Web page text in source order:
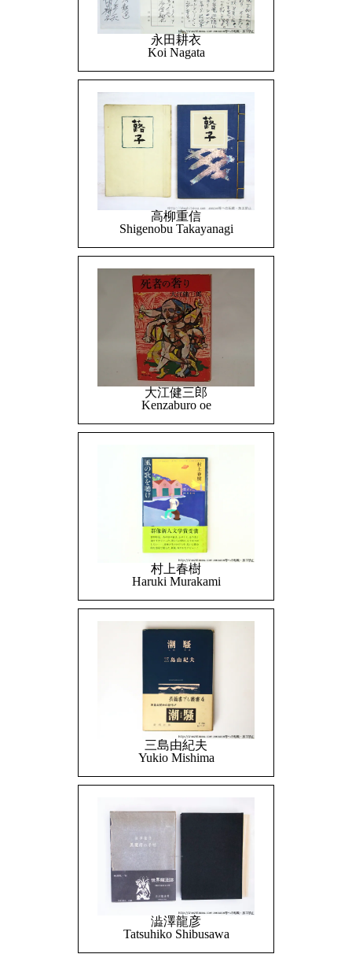
永田耕衣
Koi Nagata
高柳重信
Shigenobu Takayanagi
大江健三郎
Kenzaburo oe
村上春樹
Haruki Murakami
三島由紀夫
Yukio Mishima
澁澤龍彦
Tatsuhiko Shibusawa